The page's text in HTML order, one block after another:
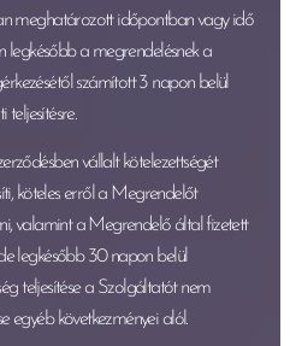
meghatározott időpontban vagy időn
legkésőbb a megrendelésnek a
számított 3 napon belül
teljesítésre.
vállalt kötelezettségét
köteles erről a Megrendelőt
valamint a Megrendelő által fizetett
legkésőbb 30 napon belül
teljesítése a Szolgáltatót nem
egyéb következményei alól.